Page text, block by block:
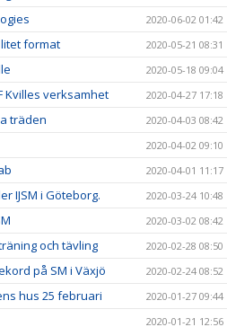
2020-06-02 01:42
format 2020-05-21 08:31
2020-05-18 09:04
Kvilles verksamhet 2020-04-27 17:18
träden 2020-04-03 08:42
2020-04-02 09:10
2020-04-01 11:17
IJSM i Göteborg. 2020-03-24 10:48
2020-03-02 08:42
och tävling 2020-02-28 08:50
på SM i Växjö 2020-02-24 08:52
hus 25 februari 2020-01-27 09:44
2020-01-21 12:56